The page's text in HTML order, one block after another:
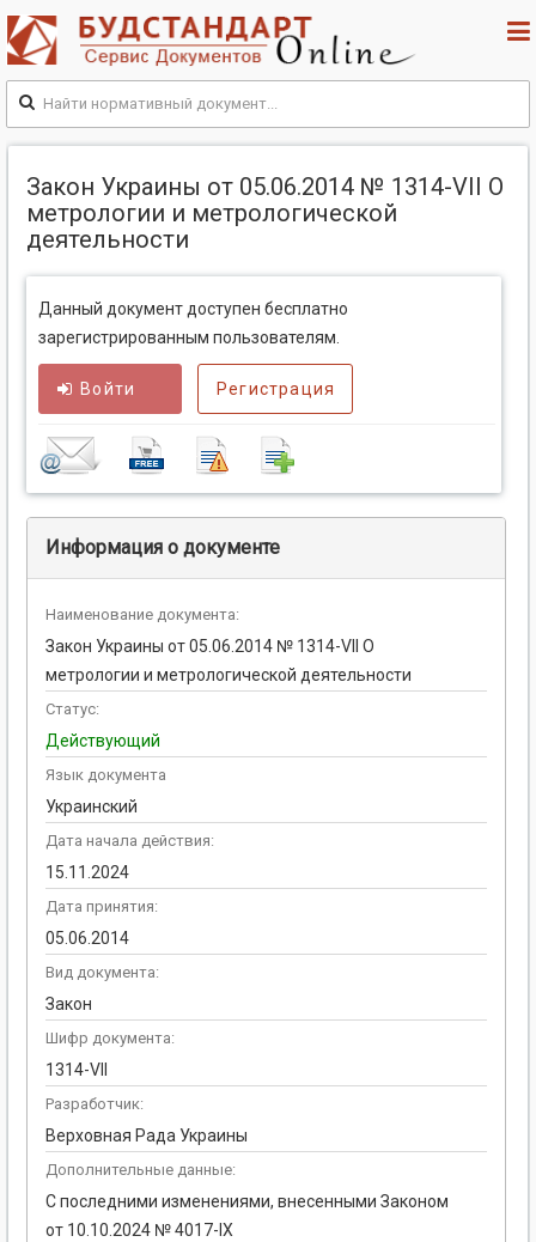
Закон Украины от 05.06.2014 № 1314-VII О
метрологии и метрологической
деятельности
Данный документ доступен бесплатно
зарегистрированным пользователям.
Войти Регистрация
Информация о документе
Наименование документа:
Закон Украины от 05.06.2014 № 1314-VII О
метрологии и метрологической деятельности
Статус:
Действующий
Язык документа
Украинский
Дата начала действия:
15.11.2024
Дата принятия:
05.06.2014
Вид документа:
Закон
Шифр документа:
1314-VII
Разработчик:
Верховная Рада Украины
Дополнительные данные:
С последними изменениями, внесенными Законом
от 10.10.2024 № 4017-IX